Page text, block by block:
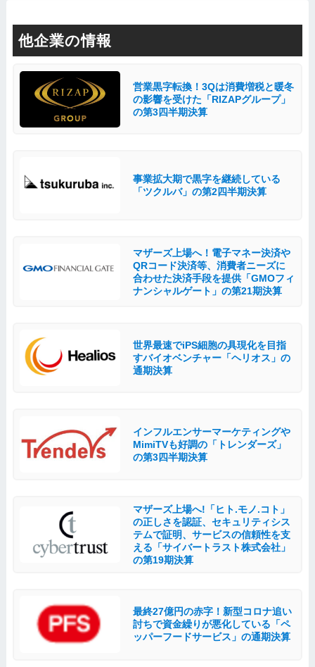
他企業の情報
営業黒字転換！3Qは消費増税と暖冬
の影響を受けた「RIZAPグループ」
の第3四半期決算
事業拡大期で黒字を継続している
「ツクルバ」の第2四半期決算
マザーズ上場へ！電子マネー決済や
QRコード決済等、消費者ニーズに
合わせた決済手段を提供「GMOフィ
ナンシャルゲート」の第21期決算
世界最速でiPS細胞の具現化を目指
すバイオベンチャー「ヘリオス」の
通期決算
インフルエンサーマーケティングや
MimiTVも好調の「トレンダーズ」
の第3四半期決算
マザーズ上場へ!「ヒト.モノ.コト」
の正しさを認証、セキュリティシス
テムで証明、サービスの信頼性を支
える「サイバートラスト株式会社」
の第19期決算
最終27億円の赤字！新型コロナ追い
討ちで資金繰りが悪化している「ペ
ッパーフードサービス」の通期決算